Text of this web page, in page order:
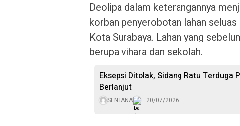
Deolipa dalam keterangannya
korban penyerobotan lahan
Kota Surabaya. Lahan yang
berupa vihara dan sekolah.
Eksepsi Ditolak, Sidang Ratu Terduga
Berlanjut
SENTANA 20/07/2026